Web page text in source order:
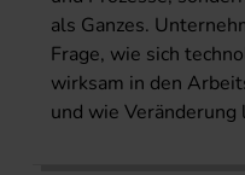
als Ganzes.
Frage, wie sich
wirksam in den
und wie